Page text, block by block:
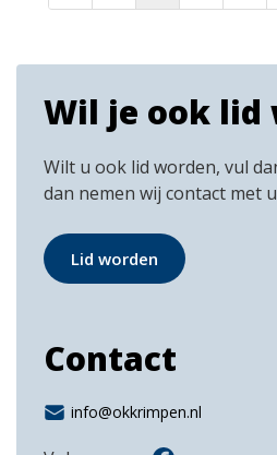
Wil je ook lid
Wilt u ook lid worden, vul
dan nemen wij contact met
Lid worden
Contact
info@okkrimpen.nl